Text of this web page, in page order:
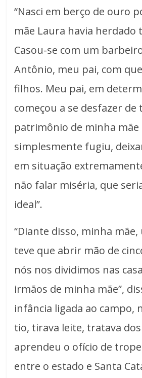
“Nasci em berço de ouro
mãe Laura havia herdado
Casou-se com um
Antônio, meu pai, com
filhos. Meu pai, em
começou a se desfazer de
patrimônio de minha mãe
simplesmente fugiu,
em situação
não falar miséria, que
ideal”.
“Diante disso, minha
teve que abrir mão de
nós nos dividimos nas
irmãos de minha mãe”,
infância ligada ao campo,
tio, tirava leite, tratava
aprendeu o ofício de
entre o estado e Santa